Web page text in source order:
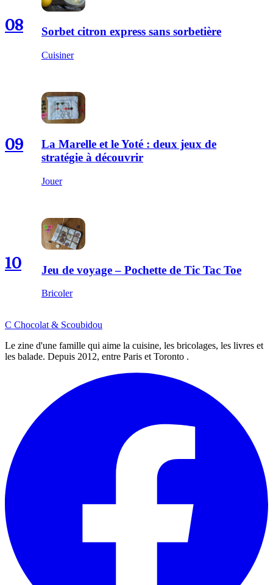
08 Sorbet citron express sans sorbetière
Cuisiner
09
La Marelle et le Yoté : deux jeux de
stratégie à découvrir
Jouer
10 Jeu de voyage – Pochette de Tic Tac Toe
Bricoler
C Chocolat & Scoubidou
Le zine d'une famille qui aime la cuisine, les bricolages, les livres et
les balade. Depuis 2012, entre Paris et Toronto .